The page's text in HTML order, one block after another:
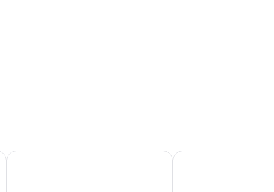
Holiday Inn Express Trier by IHG Hotel Aulmann